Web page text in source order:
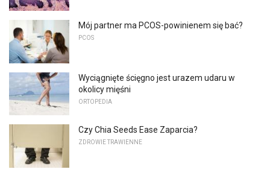
Mój partner ma PCOS-powinienem się bać?
PCOS
Wyciągnięte ścięgno jest urazem udaru w
okolicy mięśni
ORTOPEDIA
Czy Chia Seeds Ease Zaparcia?
ZDROWIE TRAWIENNE